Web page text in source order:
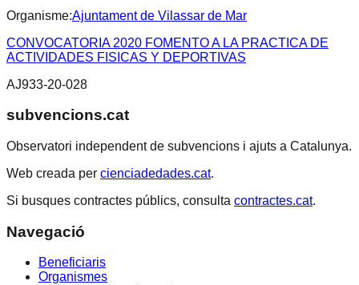
Organisme:Ajuntament de Vilassar de Mar
CONVOCATORIA 2020 FOMENTO A LA PRACTICA DE
ACTIVIDADES FISICAS Y DEPORTIVAS
AJ933-20-028
subvencions.cat
Observatori independent de subvencions i ajuts a Catalunya.
Web creada per cienciadedades.cat.
Si busques contractes públics, consulta contractes.cat.
Navegació
Beneficiaris
Organismes